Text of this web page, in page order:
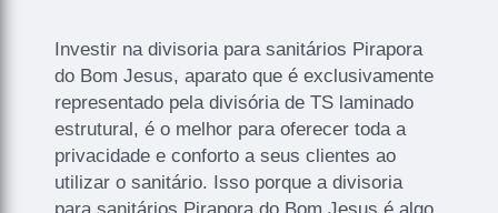
Investir na divisoria para sanitários Pirapora
do Bom Jesus, aparato que é exclusivamente
representado pela divisória de TS laminado
estrutural, é o melhor para oferecer toda a
privacidade e conforto a seus clientes ao
utilizar o sanitário. Isso porque a divisoria